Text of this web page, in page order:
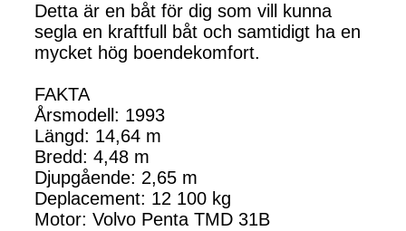
Detta är en båt för dig som vill kunna
segla en kraftfull båt och samtidigt ha en
mycket hög boendekomfort.
FAKTA
Årsmodell: 1993
Längd: 14,64 m
Bredd: 4,48 m
Djupgående: 2,65 m
Deplacement: 12 100 kg
Motor: Volvo Penta TMD 31B